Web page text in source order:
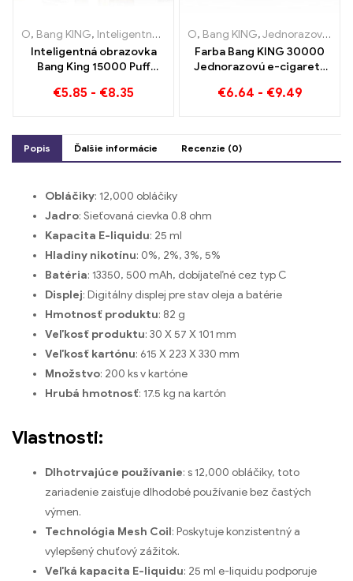
O, Bang KING, Inteligentná obrazovka Bang King 15000 Bafať
Inteligentná obrazovka
Bang King 15000 Puff
dokončenia e-ZIGARETY
€5.85 - €8.35
O, Bang KING,Jednorazové elektronické cigarety Litva
Farba Bang KING 30000
Jednorazovú e-cigaretu
kombinácia chladivej
€6.64 - €9.49
Popis Ďalšie informácie Recenzie (0)
Obláčiky: 12,000 obláčiky
Jadro: Sieťovaná cievka 0.8 ohm
Kapacita E-liquidu: 25 ml
Hladiny nikotínu: 0%, 2%, 3%, 5%
Batéria: 13350, 500 mAh, dobíjateľné cez typ C
Displej: Digitálny displej pre stav oleja a batérie
Hmotnosť produktu: 82 g
Veľkosť produktu: 30 X 57 X 101 mm
Veľkosť kartónu: 615 X 223 X 330 mm
Množstvo: 200 ks v ​​kartóne
Hrubá hmotnosť: 17.5 kg na kartón
Vlastnosti:
Dlhotrvajúce používanie: s 12,000 obláčiky, toto
zariadenie zaisťuje dlhodobé používanie bez častých
výmen.
Technológia Mesh Coil: Poskytuje konzistentný a
vylepšený chuťový zážitok.
Veľká kapacita E-liquidu: 25 ml e-liquidu podporuje